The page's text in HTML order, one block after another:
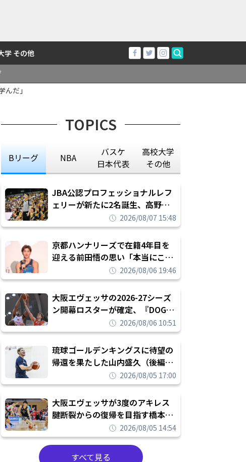
学 その他
だ」
TOPICS
Bリーグ NBA
バスケ
日本代表
高校大学
その他
JBA公認プロフェッショナルレフ
ェリーが新たに2名誕生、高野晃
平は16年間続けた会社員生活に別
れを告げてプロ転向を決断
2026/08/07 15:48
京都ハンナリーズで在籍4年目を
迎える前田悟の思い「本当にこの
チームで勝ちたい、負けたまま舐
められたまま終わりたくない」
2026/08/06 19:46
大阪エヴェッサの2026-27シーズ
ン開幕ロスターが確定、『DOG
FIGHT』のチームカルチャーを推
し進めて結果を求めるシーズンへ
2026/08/06 10:51
琉球ゴールデンキングスに待望の
帰還を果たした山内盛久（後編）
「1人のウチナーンチュとしてみ
んなが誇りに思えるチームにして
いく」
2026/08/05 17:00
大阪エヴェッサが3度のアキレス
腱断裂からの復帰を目指す橋本拓
哉と契約を締結「もう一度コート
に立ちたい」
2026/08/05 14:54
すべて見る